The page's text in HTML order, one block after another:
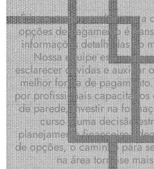
É importante ressaltar que a
opções de pagamento é
informações detalhadas no
Nossa equipe está
esclarecer dúvidas e auxiliar
melhor forma de
por profissionais capacitados
de parede, investir na
curso é uma decisão
planejamento financeiro
de opções, o caminho para
na área torna-se